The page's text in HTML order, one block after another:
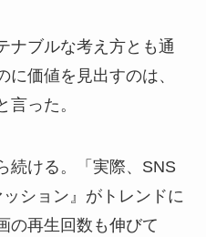
ナブルな考え方とも通
に価値を見出すのは、
った。
続ける。「実際、SNS
ション』がトレンドに
の再生回数も伸びて